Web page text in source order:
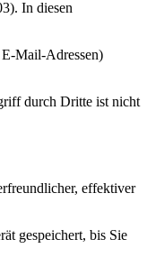
In diesen
E-Mail-Adressen)
durch Dritte ist nicht
effektiver
gespeichert, bis Sie